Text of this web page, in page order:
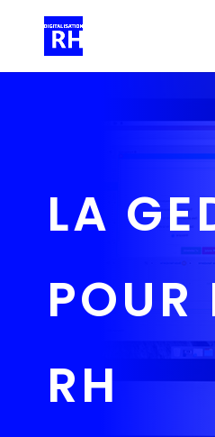
LA
POUR
RH